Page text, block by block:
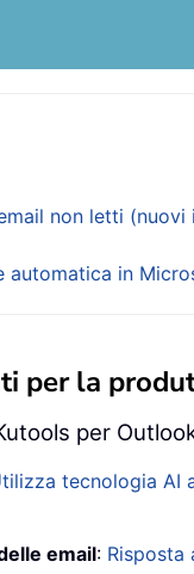
non letti
automatica in
per la
per
tecnologia AI
email: Risposta